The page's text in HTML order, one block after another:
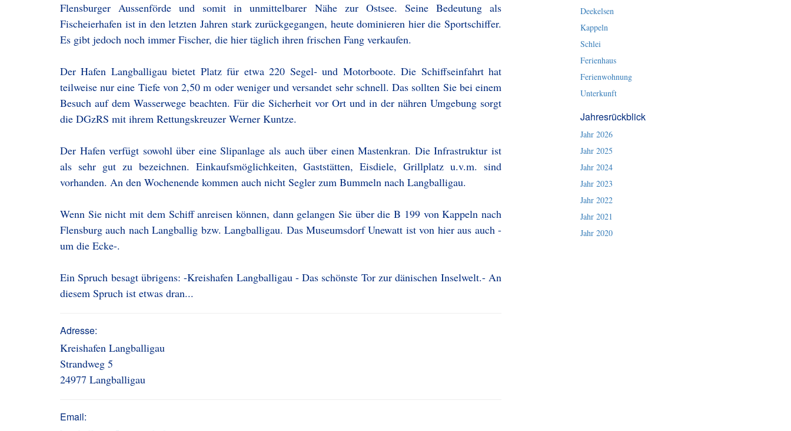
Flensburger Aussenförde und somit in unmittelbarer Nähe zur Ostsee. Seine Bedeutung als
Fischeierhafen ist in den letzten Jahren stark zurückgegangen, heute dominieren hier die Sportschiffer.
Es gibt jedoch noch immer Fischer, die hier täglich ihren frischen Fang verkaufen.
Der Hafen Langballigau bietet Platz für etwa 220 Segel- und Motorboote. Die Schiffseinfahrt hat
teilweise nur eine Tiefe von 2,50 m oder weniger und versandet sehr schnell. Das sollten Sie bei einem
Besuch auf dem Wasserwege beachten. Für die Sicherheit vor Ort und in der nähren Umgebung sorgt
die DGzRS mit ihrem Rettungskreuzer Werner Kuntze.
Der Hafen verfügt sowohl über eine Slipanlage als auch über einen Mastenkran. Die Infrastruktur ist
als sehr gut zu bezeichnen. Einkaufsmöglichkeiten, Gaststätten, Eisdiele, Grillplatz u.v.m. sind
vorhanden. An den Wochenende kommen auch nicht Segler zum Bummeln nach Langballigau.
Wenn Sie nicht mit dem Schiff anreisen können, dann gelangen Sie über die B 199 von Kappeln nach
Flensburg auch nach Langballig bzw. Langballigau. Das Museumsdorf Unewatt ist von hier aus auch -
um die Ecke-.
Ein Spruch besagt übrigens: -Kreishafen Langballigau - Das schönste Tor zur dänischen Inselwelt.- An
diesem Spruch ist etwas dran...
Adresse:
Kreishafen Langballigau
Strandweg 5
24977 Langballigau
Email:
Deekelsen
Kappeln
Schlei
Ferienhaus
Ferienwohnung
Unterkunft
Jahresrückblick
Jahr 2026
Jahr 2025
Jahr 2024
Jahr 2023
Jahr 2022
Jahr 2021
Jahr 2020